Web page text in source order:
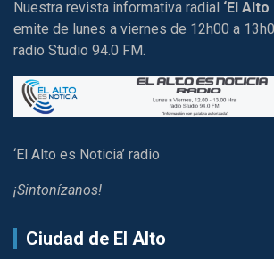
Nuestra revista informativa radial ‘El
emite de lunes a viernes de 12h00 a
radio Studio 94.0 FM.
‘El Alto es Noticia’ radio
¡Sintonízanos!
Ciudad de El Alto